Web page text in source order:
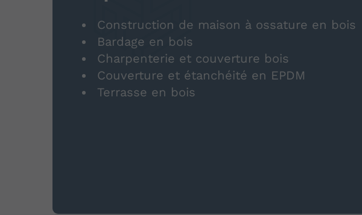
Construction de maison à ossature en bois
Bardage en bois
Charpenterie et couverture bois
Couverture et étanchéité en EPDM
Terrasse en bois